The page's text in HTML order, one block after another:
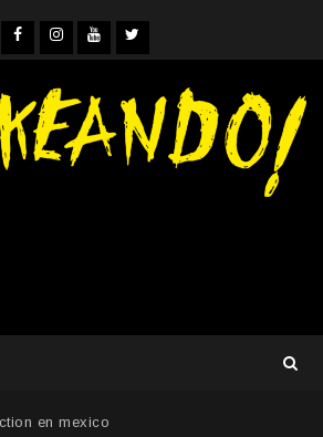
Facebook
Instagram
YouTube
Twitter
en mexico